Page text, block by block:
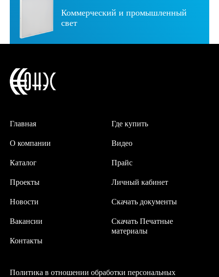
Коммерческий и промышленный
свет
Главная
О компании
Каталог
Проекты
Новости
Вакансии
Контакты
Где купить
Видео
Прайс
Личный кабинет
Скачать документы
Скачать Печатные
материалы
Политика в отношении обработки персональных
ОТПРАВИТЬ